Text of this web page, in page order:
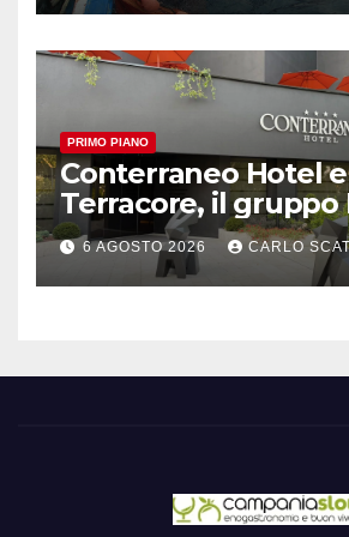
PRIMO PIANO
Conterraneo Hotel e
Terracore, il gruppo
amplia l’ ospitalità e il
alle porte di Caserta
6 AGOSTO 2026 CARLO